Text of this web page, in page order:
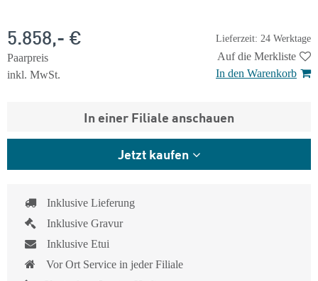
Lieferzeit: 24 Werktage
5.858,- €
Paarpreis
inkl. MwSt.
Auf die Merkliste
In den Warenkorb
In einer Filiale anschauen
Jetzt kaufen
Inklusive Lieferung
Inklusive Gravur
Inklusive Etui
Vor Ort Service in jeder Filiale